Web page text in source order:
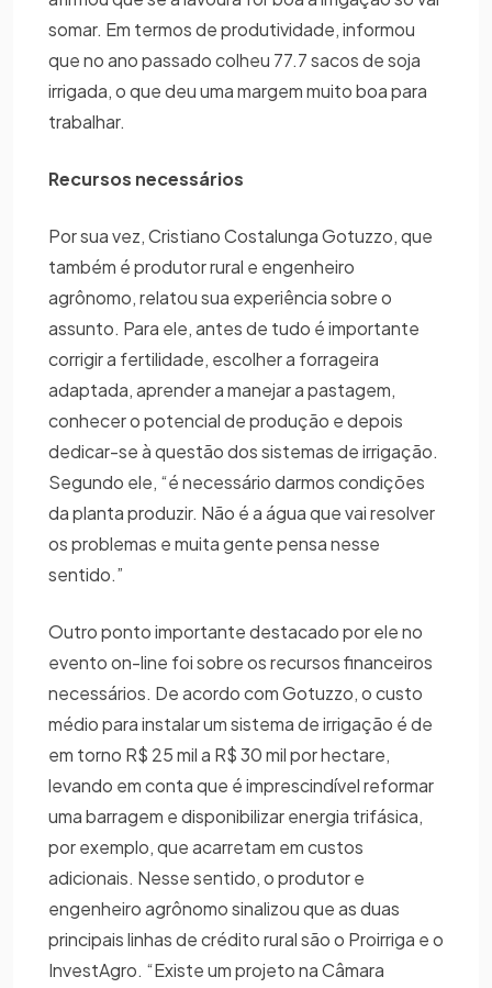
somar. Em termos de produtividade, informou
que no ano passado colheu 77.7 sacos de soja
irrigada, o que deu uma margem muito boa para
trabalhar.
Recursos necessários
Por sua vez, Cristiano Costalunga Gotuzzo, que
também é produtor rural e engenheiro
agrônomo, relatou sua experiência sobre o
assunto. Para ele, antes de tudo é importante
corrigir a fertilidade, escolher a forrageira
adaptada, aprender a manejar a pastagem,
conhecer o potencial de produção e depois
dedicar-se à questão dos sistemas de irrigação.
Segundo ele, “é necessário darmos condições
da planta produzir. Não é a água que vai resolver
os problemas e muita gente pensa nesse
sentido.”
Outro ponto importante destacado por ele no
evento on-line foi sobre os recursos financeiros
necessários. De acordo com Gotuzzo, o custo
médio para instalar um sistema de irrigação é de
em torno R$ 25 mil a R$ 30 mil por hectare,
levando em conta que é imprescindível reformar
uma barragem e disponibilizar energia trifásica,
por exemplo, que acarretam em custos
adicionais. Nesse sentido, o produtor e
engenheiro agrônomo sinalizou que as duas
principais linhas de crédito rural são o Proirriga e o
InvestAgro. “Existe um projeto na Câmara